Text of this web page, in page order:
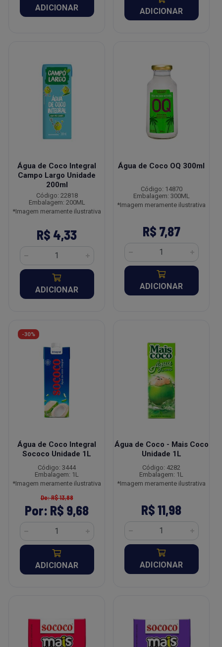
ADICIONAR ADICIONAR
Água de Coco Integral
Campo Largo Unidade
200ml
Código: 22818
Embalagem: 200ML
*Imagem meramente ilustrativa
R$ 4,33
ADICIONAR
Água de Coco OQ 300ml
Código: 14870
Embalagem: 300ML
*Imagem meramente ilustrativa
R$ 7,87
ADICIONAR
-30%
Água de Coco Integral
Sococo Unidade 1L
Código: 3444
Embalagem: 1L
*Imagem meramente ilustrativa
De: R$ 13,88
Por: R$ 9,68
ADICIONAR
Água de Coco - Mais Coco
Unidade 1L
Código: 4282
Embalagem: 1L
*Imagem meramente ilustrativa
R$ 11,98
ADICIONAR